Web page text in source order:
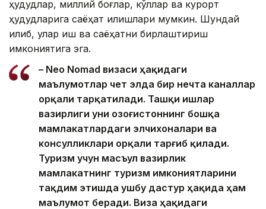
ҳудудлар, миллий боғлар, кўллар ва курорт
ҳудудларига саёҳат қилишлари мумкин. Шундай
қилиб, улар иш ва саёҳатни бирлаштириш
имкониятига эга.
– Neo Nomad визаси ҳақидаги
маълумотлар чет элда бир нечта каналлар
орқали тарқатилади. Ташқи ишлар
вазирлиги уни Қозоғистоннинг бошқа
мамлакатлардаги элчихоналари ва
консулликлари орқали тарғиб қилади.
Туризм учун масъул вазирлик
мамлакатнинг туризм имкониятларини
тақдим этишда ушбу дастур ҳақида ҳам
маълумот беради. Виза ҳақидаги